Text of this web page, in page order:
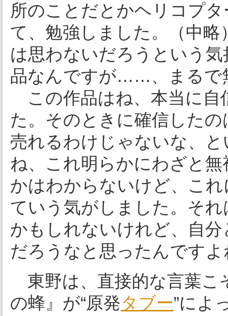
所のことだとかヘリコプ
て、勉強しました。（中
は思わないだろうという
品なんですが……、まるで
この作品はね、本当に自
た。そのときに確信した
売れるわけじゃないな、
ね、これ明らかにわざと
かはわからないけど、こ
ていう気がしました。そ
かもしれないけれど、自
だろうなと思ったんですよ
東野は、直接的な言葉こ
の蜂』が“原発タブー”によ